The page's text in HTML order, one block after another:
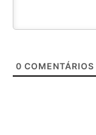
0 COMENTÁRIOS